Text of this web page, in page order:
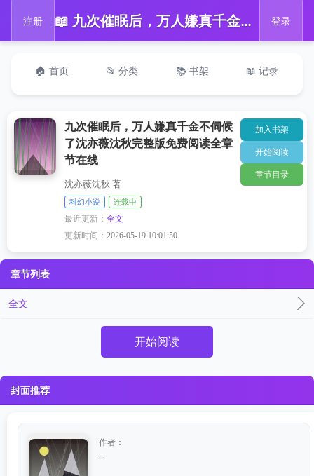
注册 📖 九次催眠后，万人嫌真千金不伺候了沈亦薇沈秋完整版免费阅读全章节在线 登录
🏠 首页 📂 分类 📚 书架 📖 记录
九次催眠后，万人嫌真千金不伺候
了沈亦薇沈秋完整版免费阅读全章
节在线
沈亦薇沈秋 著
科幻小说 连载中
最近更新：全文
更新时间：2026-05-19 10:01:50
加入书架
开始阅读
章节目录
章节列表
全文
开始阅读
封面推荐
作者：